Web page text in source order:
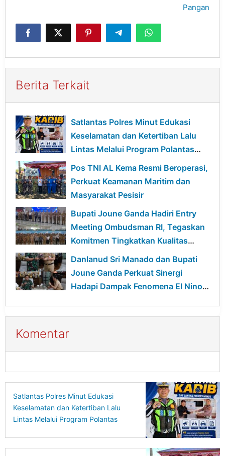
Pangan
Berita Terkait
Satlantas Polres Minut Edukasi
Keselamatan dan Ketertiban Lalu
Lintas Melalui Program Polantas
Karib
Pos TNI AL Kema Resmi Beroperasi,
Perkuat Keamanan Maritim dan
Masyarakat Pesisir
Bupati Joune Ganda Hadiri Entry
Meeting Ombudsman RI, Tegaskan
Komitmen Tingkatkan Kualitas
Pelayanan Publik
Danlanud Sri Manado dan Bupati
Joune Ganda Perkuat Sinergi
Hadapi Dampak Fenomena El Nino
Komentar
Satlantas Polres Minut Edukasi
Keselamatan dan Ketertiban Lalu
Lintas Melalui Program Polantas